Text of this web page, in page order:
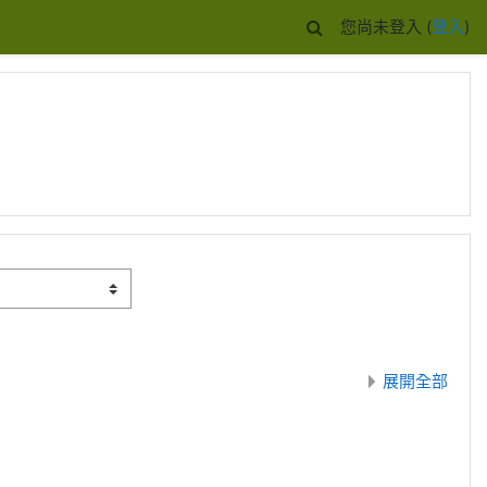
您尚未登入 (登入)
展開全部